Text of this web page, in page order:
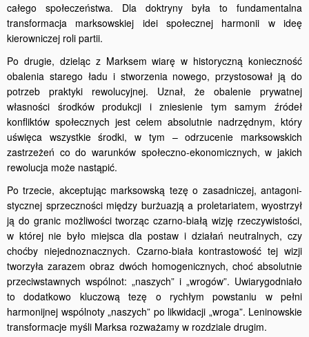
całego społeczeństwa. Dla doktryny była to fundamentalna
transfor­macja marksowskiej idei społecznej harmonii w ideę
kierowniczej roli partii.
Po drugie, dzieląc z Marksem wiarę w historyczną konieczność
obalenia starego ładu i stworzenia nowego, przystosował ją do
potrzeb praktyki rewolucyjnej. Uznał, że obalenie prywatnej
własności środków produkcji i zniesienie tym samym źródeł
konfliktów społecznych jest celem absolutnie nadrzędnym, który
uświęca wszystkie środki, w tym – odrzucenie marksowskich
zastrzeżeń co do warunków społeczno­-ekonomicznych, w jakich
rewolucja może nastąpić.
Po trzecie, akceptując marksowską tezę o zasadniczej, antagoni­
stycznej sprzeczności między burżuazją a proletariatem, wyostrzył
ją do granic możliwości tworząc czarno-białą wizję rzeczywistości,
w której nie było miejsca dla postaw i działań neutralnych, czy
choćby niejednoznacznych. Czarno-biała kontrastowość tej wizji
tworzyła zarazem obraz dwóch homogenicznych, choć absolutnie
przeciwstaw­nych wspólnot: „naszych” i „wrogów”. Uwiarygodniało
to dodatkowo kluczową tezę o rychłym powstaniu w pełni
harmonijnej wspólnoty „naszych” po likwidacji „wroga”. Leninowskie
transformacje myśli Marksa rozważamy w rozdziale drugim.